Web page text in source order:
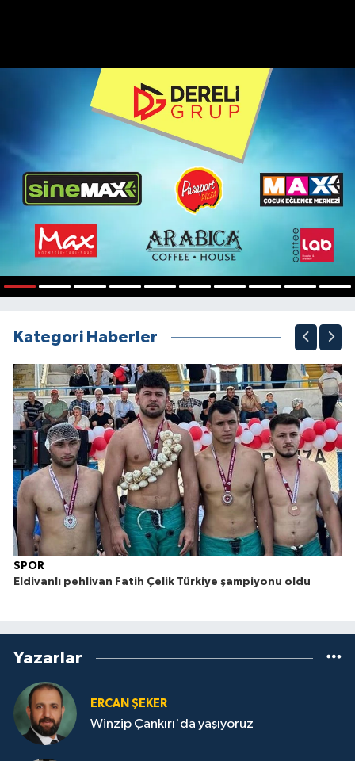
Kategori Haberler
SPOR
Eldivanlı pehlivan Fatih Çelik Türkiye şampiyonu oldu
Yazarlar
ERCAN ŞEKER
Winzip Çankırı'da yaşıyoruz